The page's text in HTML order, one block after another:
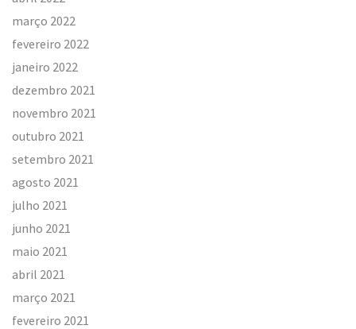
março 2022
fevereiro 2022
janeiro 2022
dezembro 2021
novembro 2021
outubro 2021
setembro 2021
agosto 2021
julho 2021
junho 2021
maio 2021
abril 2021
março 2021
fevereiro 2021